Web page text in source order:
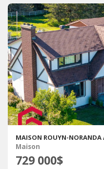
MAISON ROUYN-NORANDA
Maison
729 000$